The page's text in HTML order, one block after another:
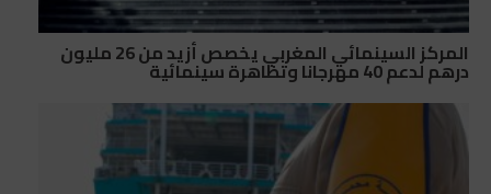
المركز السينمائي المغربي يخصص أزيد من 26 مليون
درهم لدعم 40 مهرجانا وتظاهرة سينمائية